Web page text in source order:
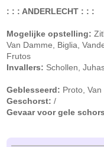
: : : ANDERLECHT : : :
Mogelijke opstelling:
Van Damme, Biglia,
Frutos
Invallers: Schollen,
Geblesseerd: Proto,
Geschorst: /
Gevaar voor gele